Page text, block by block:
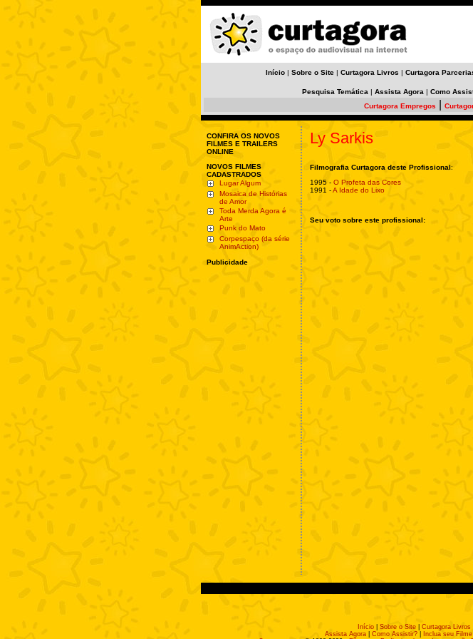
Início | Sobre o Site | Curtagora Livros | Curtagora
Pesquisa Temática | Assista Agora | Como
Curtagora Empregos
CONFIRA OS NOVOS
FILMES E TRAILERS
ONLINE
NOVOS FILMES
CADASTRADOS
Lugar Algum
Mosaica de Histórias
de Amor
Toda Merda Agora é
Arte
Punk do Mato
Corpespaço (da série
AnimAction)
Publicidade
Ly Sarkis
Filmografia Curtagora deste Profissional:
1995 - O Profeta das Cores
1991 -A Idade do Lixo
Seu voto sobre este profissional:
Início Sobre o Site Curtagora Livros
Assista Agora| Como Assistir?| Inclua seu Filme